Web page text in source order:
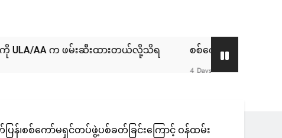
တယ်လို့သိရ စစ်ကော်မရှင်နဲ့ ဆွေးနွေးခဲ့တဲ့ ဖြစ်စဉ်ဟာ ခေါင်းဆ
ြန်၊စစ်ကော်မရှင်တပ်ဖွဲ့ပစ်ခတ်ခြင်းကြောင့် ဝန်ထမ်း